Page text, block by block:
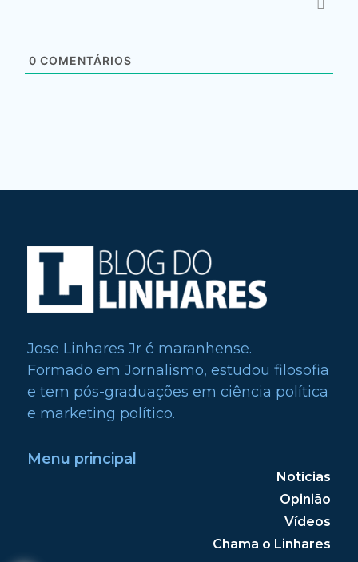
0 COMENTÁRIOS
Jose Linhares Jr é maranhense.
Formado em Jornalismo, estudou filosofia
e tem pós-graduações em ciência política
e marketing político.
Menu principal
Notícias
Opinião
Vídeos
Chama o Linhares